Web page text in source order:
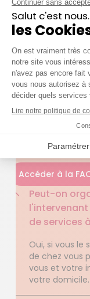
Azaé vous
dernière
CESU est un
ceux qui
QUESTIONS
question
Accéder à la
Peut-on
de services
Oui, si vous le
de chez vous
vous et votre
votre domicile.